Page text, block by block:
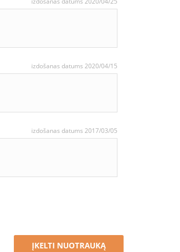
izdošanas datums 2020/04/15
izdošanas datums 2017/03/05
ĮKELTI NUOTRAUKĄ